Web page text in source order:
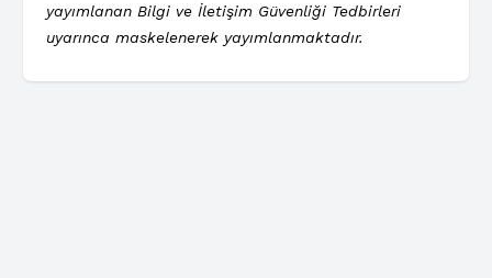
yayımlanan Bilgi ve İletişim Güvenliği Tedbirleri
uyarınca maskelenerek yayımlanmaktadır.